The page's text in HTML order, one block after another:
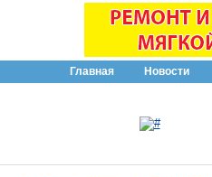
Главная Новости